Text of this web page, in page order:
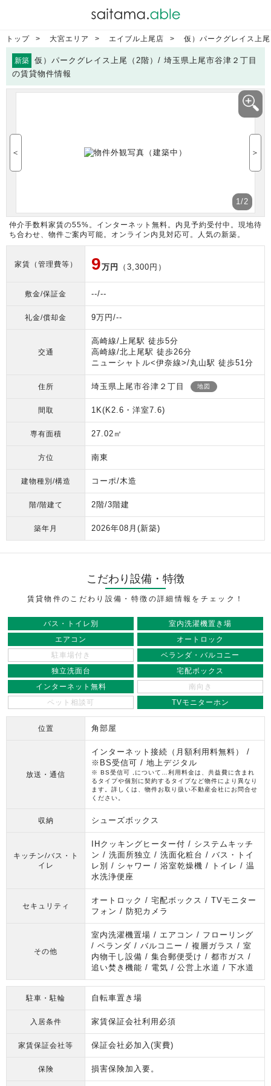
トップ 大宮エリア エイブル上尾店 仮）パークグレイス上
新築
仮）パークグレイス上尾（2階）/ 埼玉県上尾市谷津２丁目
の賃貸物件情報
1/2
＜ ＞
仲介手数料家賃の55%。インターネット無料。内見予約受付中。現地待
ち合わせ、物件ご案内可能。オンライン内見対応可。人気の新築。
家賃（管理費等） 9万円 （3,300円）
敷金/保証金 --/--
礼金/償却金 9万円/--
交通
高崎線/上尾駅 徒歩5分
高崎線/北上尾駅 徒歩26分
ニューシャトル<伊奈線>/丸山駅 徒歩51分
住所 埼玉県上尾市谷津２丁目 地図
間取 1K(K2.6・洋室7.6)
専有面積 27.02㎡
方位 南東
建物種別/構造 コーポ/木造
階/階建て 2階/3階建
築年月 2026年08月 (新築)
こだわり設備・特徴
賃貸物件のこだわり設備・特徴の詳細情報をチェック！
バス・トイレ別
室内洗濯機置き場
エアコン
オートロック
駐車場付き
ベランダ・バルコニー
独立洗面台
宅配ボックス
インターネット無料
南向き
ペット相談可
TVモニターホン
位置 角部屋
放送・通信
インターネット接続（月額利用料無料） /
※BS受信可 / 地上デジタル
※ BS受信可 ,について…利用料金は、共益費に含まれ
るタイプや個別に契約するタイプなど物件により異なり
ます。詳しくは、物件お取り扱い不動産会社にお問合せ
ください。
収納 シューズボックス
キッチン/バス・ト
イレ
IHクッキングヒーター付 / システムキッチ
ン / 洗面所独立 / 洗面化粧台 / バス・トイ
レ別 / シャワー / 浴室乾燥機 / トイレ / 温
水洗浄便座
セキュリティ
オートロック / 宅配ボックス / TVモニター
フォン / 防犯カメラ
その他
室内洗濯機置場 / エアコン / フローリング
/ ベランダ / バルコニー / 複層ガラス / 室
内物干し設備 / 集合郵便受け / 都市ガス /
追い焚き機能 / 電気 / 公営上水道 / 下水道
駐車・駐輪 自転車置き場
入居条件 家賃保証会社利用必須
家賃保証会社等 保証会社必加入(実費)
保険 損害保険加入要。